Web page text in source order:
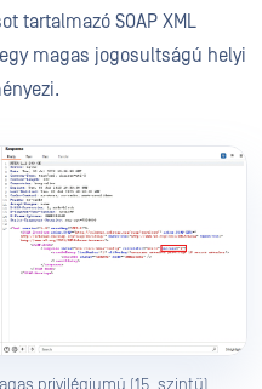
tartalmazó SOAP XML
magas jogosultságú helyi